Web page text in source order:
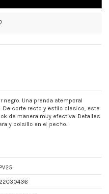
negro. Una prenda atemporal
De corte recto y estilo clasico, esta
de manera muy efectiva. Detalles
y bolsillo en el pecho.
PV25
22030436